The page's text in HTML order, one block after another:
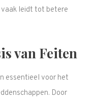
leidt tot betere
van Feiten
essentieel voor het
Door